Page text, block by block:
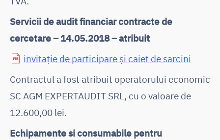
Servicii de audit financiar contracte de
cercetare – 14.05.2018 – atribuit
invitație de participare și caiet de sarcini
Contractul a fost atribuit operatorului economic
SC AGM EXPERTAUDIT SRL, cu o valoare de
12.600,00 lei.
Echipamente si consumabile pentru